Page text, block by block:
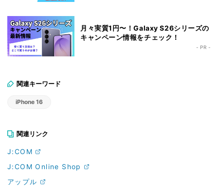
月々実質1円〜！Galaxy S26シリーズの
キャンペーン情報をチェック！
- PR -
関連キーワード
iPhone 16
関連リンク
J:COM
J:COM Online Shop
アップル